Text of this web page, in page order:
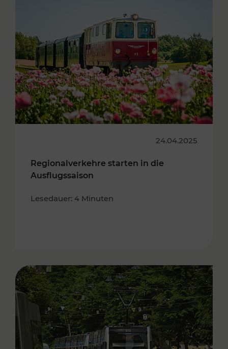
24.04.2025
Regionalverkehre starten in die
Ausflugssaison
Lesedauer: 4 Minuten